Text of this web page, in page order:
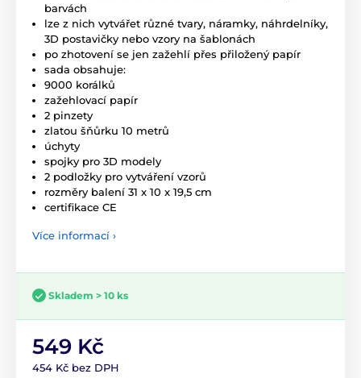
barvách
lze z nich vytvářet různé tvary, náramky, náhrdelníky,
3D postavičky nebo vzory na šablonách
po zhotovení se jen zažehlí přes přiložený papír
sada obsahuje:
9000 korálků
zažehlovací papír
2 pinzety
zlatou šňůrku 10 metrů
úchyty
spojky pro 3D modely
2 podložky pro vytváření vzorů
rozměry balení 31 x 10 x 19,5 cm
certifikace CE
Více informací ›
Skladem > 10 ks
549 Kč
454 Kč bez DPH